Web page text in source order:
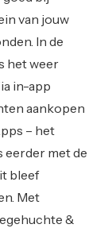
van jouw
In de
het weer
in-app
aankopen
– het
eerder met de
bleef
Met
&